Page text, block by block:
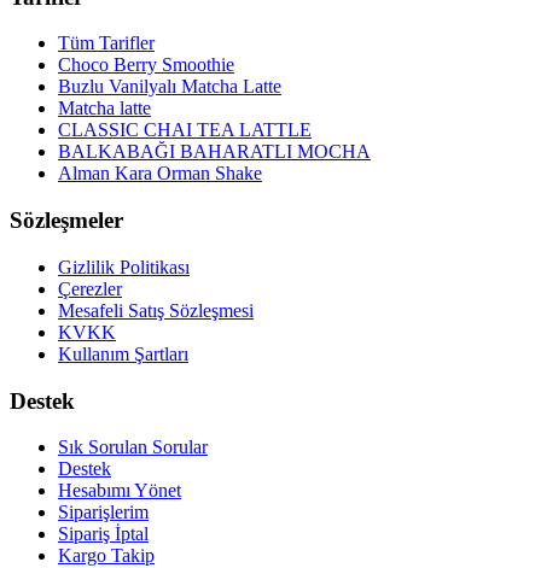
Tüm Tarifler
Choco Berry Smoothie
Buzlu Vanilyalı Matcha Latte
Matcha latte
CLASSIC CHAI TEA LATTLE
BALKABAĞI BAHARATLI MOCHA
Alman Kara Orman Shake
Sözleşmeler
Gizlilik Politikası
Çerezler
Mesafeli Satış Sözleşmesi
KVKK
Kullanım Şartları
Destek
Sık Sorulan Sorular
Destek
Hesabımı Yönet
Siparişlerim
Sipariş İptal
Kargo Takip